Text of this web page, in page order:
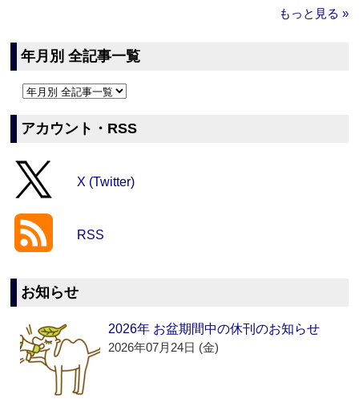
もっと見る »
年月別 全記事一覧
アカウント・RSS
X (Twitter)
RSS
お知らせ
2026年 お盆期間中の休刊のお知らせ
2026年07月24日 (金)